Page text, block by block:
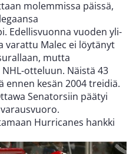
molemmissa päissä,
Edellisvuonna vuoden yli-
varattu Malec ei löytänyt
mutta
otteluun. Näistä 43
ennen kesän 2004 treidiä.
Senatorsiin päätyi
Hurricanes hankki